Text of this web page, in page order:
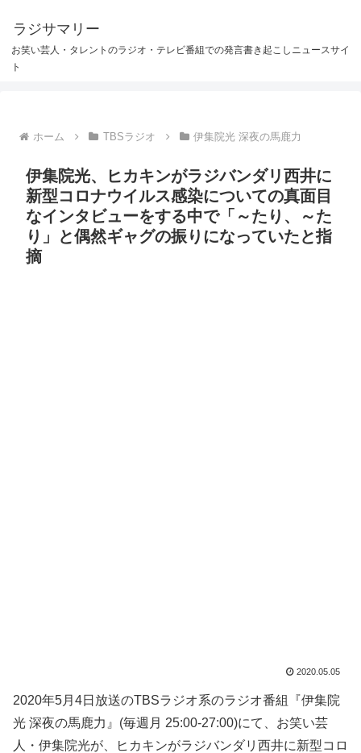
ラジサマリー
お笑い芸人・タレントのラジオ・テレビ番組での発言書き起こしニュースサイ
ト
ホーム TBSラジオ 伊集院光 深夜の馬鹿力
伊集院光、ヒカキンがラジバンダリ西井に
新型コロナウイルス感染についての真面目
なインタビューをする中で「～たり、～た
り」と偶然ギャグの振りになっていたと指
摘
2020.05.05
2020年5月4日放送のTBSラジオ系のラジオ番組『伊集院
光 深夜の馬鹿力』(毎週月 25:00-27:00)にて、お笑い芸
人・伊集院光が、ヒカキンがラジバンダリ西井に新型コロ